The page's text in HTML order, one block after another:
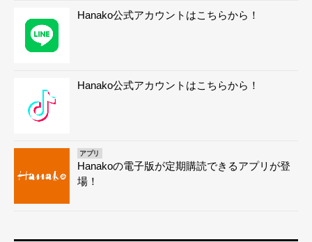
Hanako公式アカウントはこちらから！
Hanako公式アカウントはこちらから！
アプリ
Hanakoの電子版が定期購読できるアプリが登
場！